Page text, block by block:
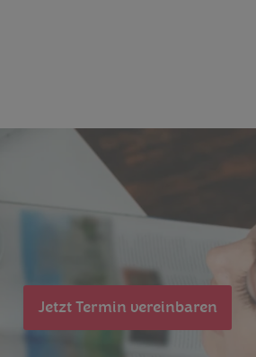
Jetzt Termin vereinbaren